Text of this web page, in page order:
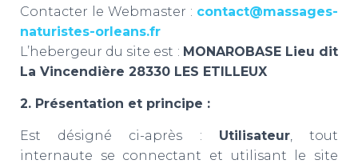
Contacter le Webmaster : contact@massages-
naturistes-orleans.fr
L’hebergeur du site est : MONAROBASE Lieu dit
La Vincendière 28330 LES ETILLEUX
2. Présentation et principe :
Est désigné ci-après : Utilisateur, tout
internaute se connectant et utilisant le site